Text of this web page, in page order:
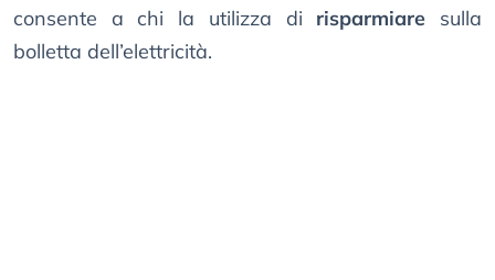
consente a chi la utilizza di risparmiare sulla
bolletta dell’elettricità.